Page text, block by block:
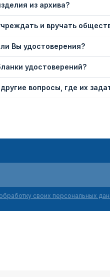
из архива?
и вручать
Вы удостоверения?
удостоверений?
вопросы, где их
своих персональных